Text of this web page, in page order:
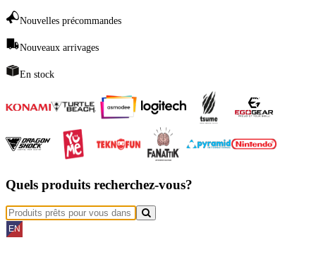
Nouvelles précommandes
Nouveaux arrivages
En stock
Quels produits recherchez-vous?